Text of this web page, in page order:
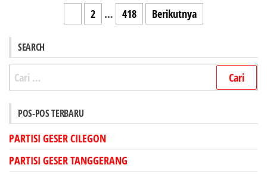
pos
2 … 418 Berikutnya
SEARCH
Cari
untuk:
POS-POS TERBARU
PARTISI GESER CILEGON
PARTISI GESER TANGGERANG